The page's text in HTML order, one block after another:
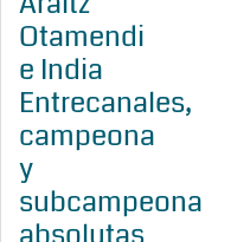
Otamendi
e India
Entrecanales,
campeona
y
subcampeona